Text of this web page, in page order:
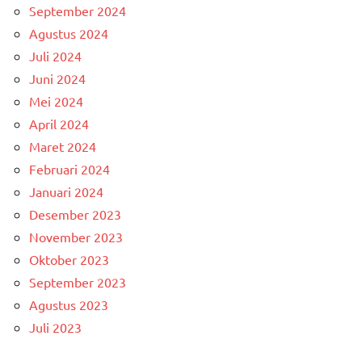
September 2024
Agustus 2024
Juli 2024
Juni 2024
Mei 2024
April 2024
Maret 2024
Februari 2024
Januari 2024
Desember 2023
November 2023
Oktober 2023
September 2023
Agustus 2023
Juli 2023